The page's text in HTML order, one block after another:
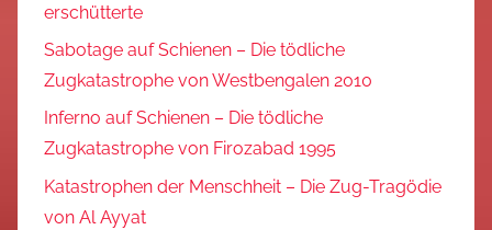
erschütterte
Sabotage auf Schienen – Die tödliche
Zugkatastrophe von Westbengalen 2010
Inferno auf Schienen – Die tödliche
Zugkatastrophe von Firozabad 1995
Katastrophen der Menschheit – Die Zug-Tragödie
von Al Ayyat